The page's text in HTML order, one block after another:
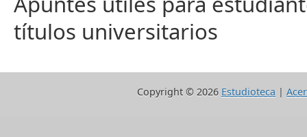
títulos universitarios
Copyright © 2026 Estudioteca |